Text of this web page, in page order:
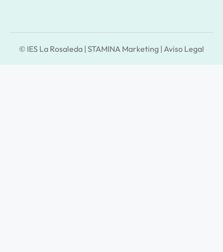
© IES La Rosaleda | STAMINA Marketing | Aviso Legal